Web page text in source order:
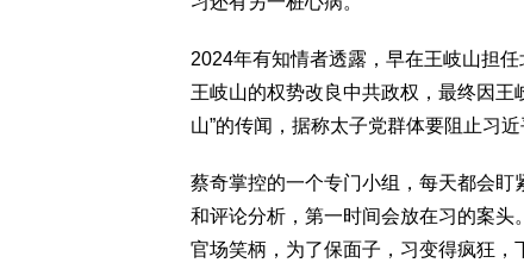
2024年有知情者透露，早在王岐山担
王岐山的权势改良中共政权，最终因王
山”的传闻，据称太子党群体要阻止习
蔡奇掌控的一个专门小组，每天都会
和评论分析，第一时间会放在习的案
官场笑柄，为了保面子，习变得疯狂，